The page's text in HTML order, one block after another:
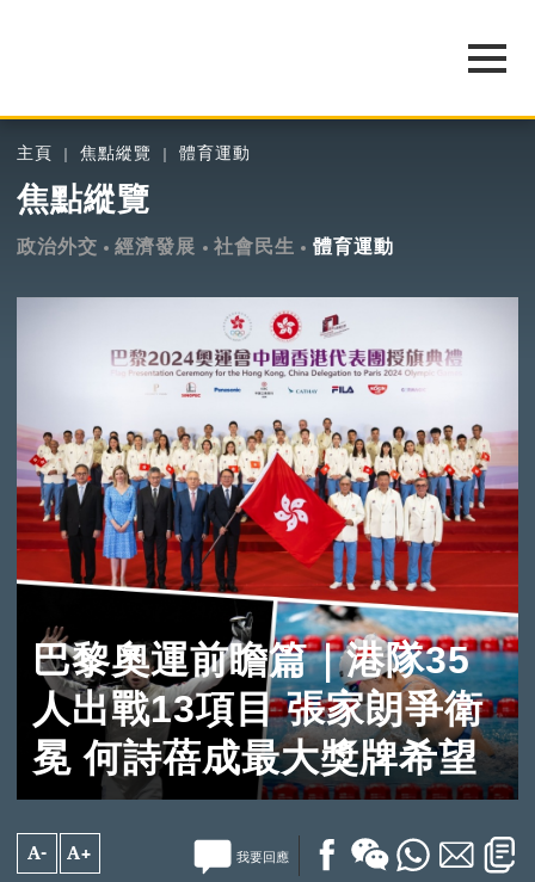
主頁 焦點縱覽 體育運動
焦點縱覽
政治外交 經濟發展 社會民生 體育運動
巴黎奧運前瞻篇｜港隊35
人出戰13項目 張家朗爭衛
冕 何詩蓓成最大獎牌希望
A- A+ 我要回應